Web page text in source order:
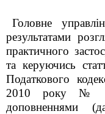
Головне
результатами
практичного
та керуючись
Податкового
2010 року №
доповненнями